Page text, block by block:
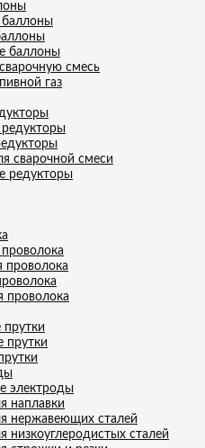
баллоны
смесь
газ
сварочной смеси
редукторы
проволока
прутки
электроды
наплавки
нержавеющих сталей
низкоуглеродистых сталей